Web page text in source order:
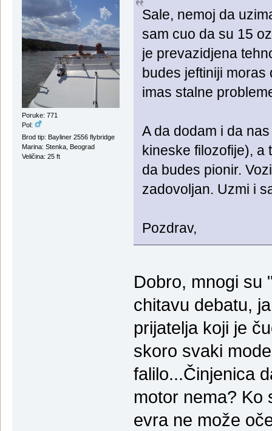
Poruke: 771
Pol:
Brod tip: Bayliner 2556 flybridge
Marina: Stenka, Beograd
Veličina: 25 ft
Sale, nemoj da
sam cuo da su 15
je prevazidjena
budes jeftiniji moras
imas stalne
A da dodam i da
kineske filozofije), a
da budes pionir.
zadovoljan. Uzmi i
Pozdrav,
Dobro, mnogi su
chitavu debatu,
prijatelja koji je
skoro svaki
falilo...Činjenica
motor nema? Ko
evra ne može